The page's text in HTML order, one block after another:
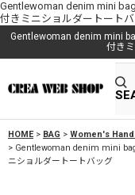
Gentlewoman denim mini
付きミニショルダートート
Gentlewoman denim mini
付き
HOME > BAG > Women's
> Gentlewoman denim mini
ニショルダートートバッグ